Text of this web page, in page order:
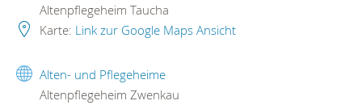
Altenpflegeheim Taucha
Karte: Link zur Google Maps Ansicht
Alten- und Pflegeheime
Altenpflegeheim Zwenkau